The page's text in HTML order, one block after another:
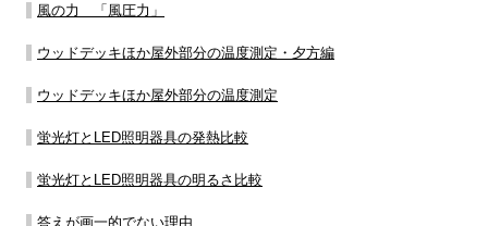
風の力 「風圧力」
ウッドデッキほか屋外部分の温度測定・夕方編
ウッドデッキほか屋外部分の温度測定
蛍光灯とLED照明器具の発熱比較
蛍光灯とLED照明器具の明るさ比較
答えが画一的でない理由